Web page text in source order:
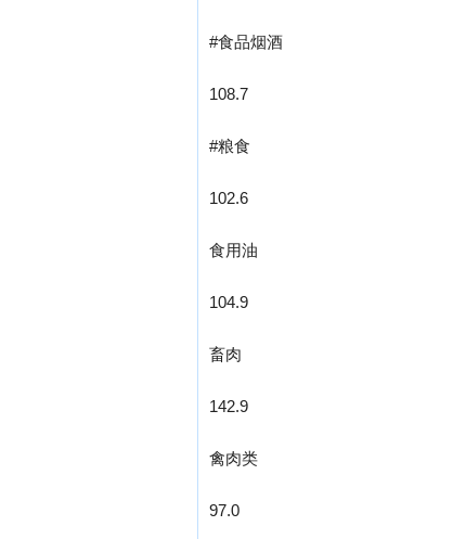
#食品烟酒
108.7
#粮食
102.6
食用油
104.9
畜肉
142.9
禽肉类
97.0